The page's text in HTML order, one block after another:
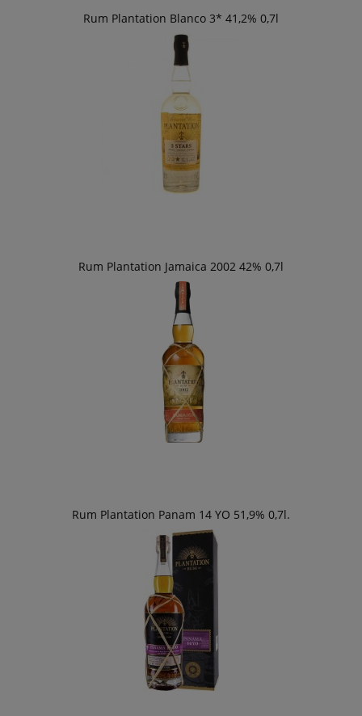
Rum Plantation Blanco 3* 41,2% 0,7l
Rum Plantation Jamaica 2002 42% 0,7l
Rum Plantation Panam 14 YO 51,9% 0,7l.